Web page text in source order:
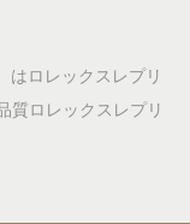
はロレックスレプリ
質ロレックスレプリ